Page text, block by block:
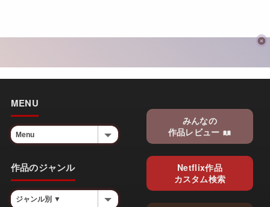
MENU
作品のジャンル
みんなの
作品レビュー
Netflix作品
カスタム検索